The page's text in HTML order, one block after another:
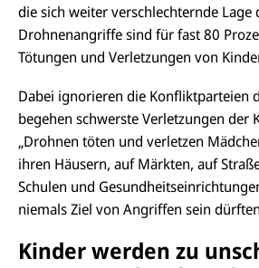
die sich weiter verschlechternde Lage
Drohnenangriffe sind für fast 80
Tötungen und Verletzungen von
Dabei ignorieren die Konfliktparteien
begehen schwerste Verletzungen der
„Drohnen töten und verletzen
ihren Häusern, auf Märkten, auf
Schulen und
niemals Ziel von Angriffen sein
Kinder werden zu